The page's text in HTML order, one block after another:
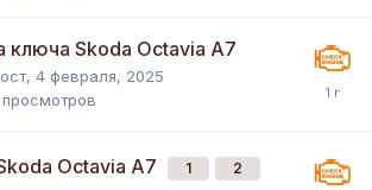
ключа Skoda Octavia A7
, 4 февраля, 2025
просмотров
Octavia A7 1 2